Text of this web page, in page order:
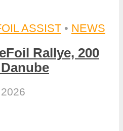
ASSIST • NEWS
Rallye, 200